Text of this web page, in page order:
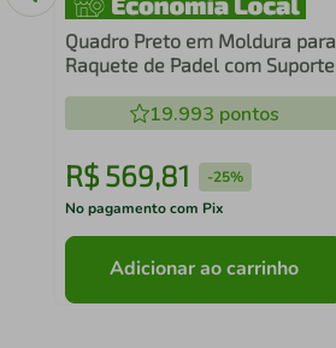
Quadro Preto em Moldura para
Raquete de Padel com Suporte
19.993 pontos
R$ 569,81 -25%
No pagamento com Pix
Adicionar ao carrinho